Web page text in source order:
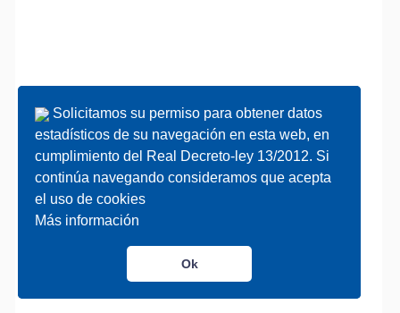
Solicitamos su permiso para obtener datos
estadísticos de su navegación en esta web, en
cumplimiento del Real Decreto-ley 13/2012. Si
continúa navegando consideramos que acepta
el uso de cookies
Más información
Ok
Solicitamos su permiso para obtener datos
estadísticos de su navegación en esta web, en
cumplimiento del Real Decreto-ley 13/2012. Si
continúa navegando consideramos que acepta
el uso de cookies
Más información
Ok